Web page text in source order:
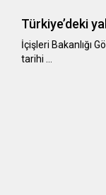
Türkiye’deki
​​​​​​​İçişleri Bakanlığı
tarihi …